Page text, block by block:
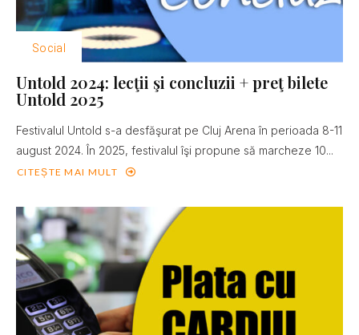
Social
Untold 2024: lecţii şi concluzii + preţ bilete
Untold 2025
Festivalul Untold s-a desfăşurat pe Cluj Arena în perioada 8-11
august 2024. În 2025, festivalul îşi propune să marcheze 10...
CITEȘTE MAI MULT